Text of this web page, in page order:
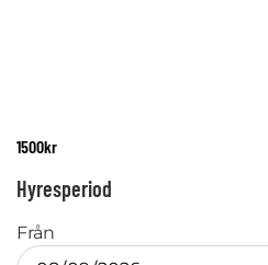
1500kr
Hyresperiod
Från